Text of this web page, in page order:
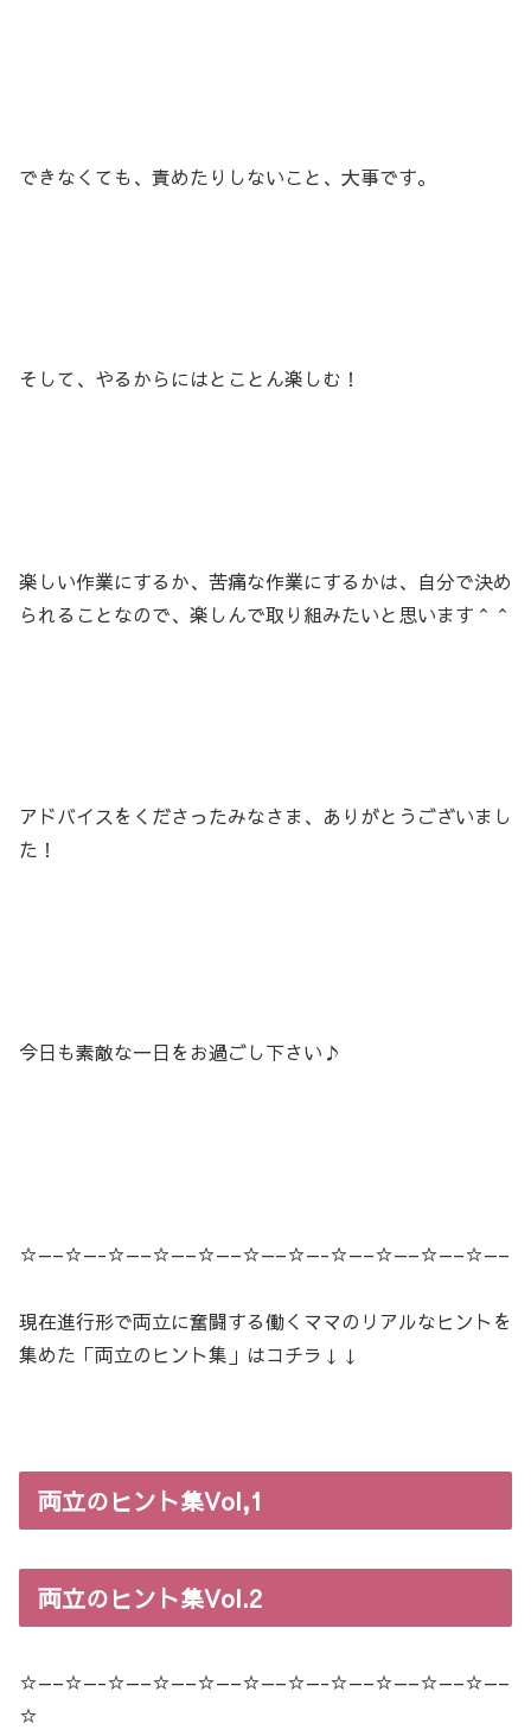
できなくても、責めたりしないこと、大事です。
そして、やるからにはとことん楽しむ！
楽しい作業にするか、苦痛な作業にするかは、自分で決め
られることなので、楽しんで取り組みたいと思います＾＾
アドバイスをくださったみなさま、ありがとうございまし
た！
今日も素敵な一日をお過ごし下さい♪
☆—–☆—-☆—–☆—–☆—–☆—–☆—-☆—–☆—–☆—–☆—–
現在進行形で両立に奮闘する働くママのリアルなヒントを
集めた「両立のヒント集」はコチラ↓↓
両立のヒント集Vol,1
両立のヒント集Vol.2
☆—–☆—-☆—–☆—–☆—–☆—–☆—-☆—–☆—–☆—–☆—–
☆